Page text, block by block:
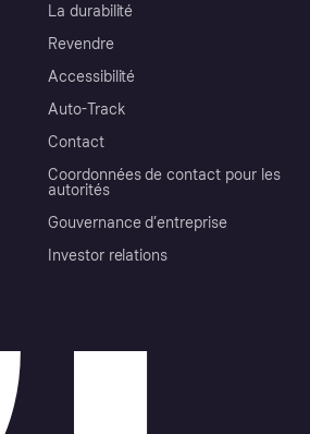
La durabilité
Revendre
Accessibilité
Auto-Track
Contact
Coordonnées de contact pour les
autorités
Gouvernance d’entreprise
Investor relations